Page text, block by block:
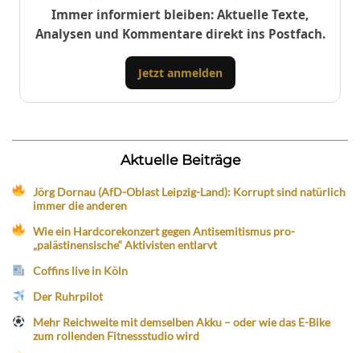
Immer informiert bleiben: Aktuelle Texte,
Analysen und Kommentare direkt ins Postfach.
Jetzt anmelden
Aktuelle Beiträge
Jörg Dornau (AfD-Oblast Leipzig-Land): Korrupt sind natürlich
immer die anderen
Wie ein Hardcorekonzert gegen Antisemitismus pro-
„palästinensische“ Aktivisten entlarvt
Coffins live in Köln
Der Ruhrpilot
Mehr Reichweite mit demselben Akku – oder wie das E-Bike
zum rollenden Fitnessstudio wird